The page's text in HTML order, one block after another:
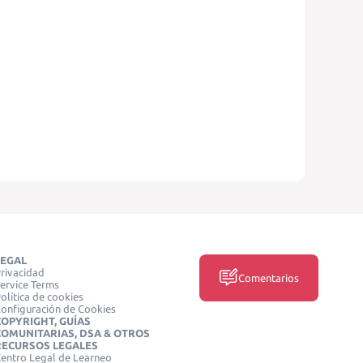
Terms
de cookies
de Cookies
GUÍAS
DSA & OTROS
LEGALES
Legal de Learneo
Comentarios